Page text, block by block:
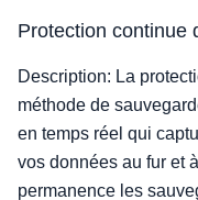
Protection continue
Description: La
méthode de
en temps réel qui
vos données au fur et
permanence les